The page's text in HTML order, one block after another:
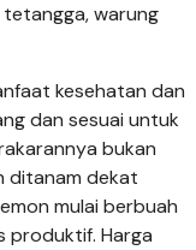
warung
kesehatan dan
dan sesuai untuk
bukan
ditanam dekat
mulai berbuah
produktif. Harga